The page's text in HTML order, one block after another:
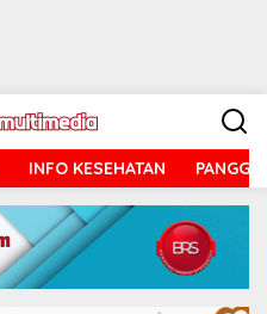
INFO KESEHATAN